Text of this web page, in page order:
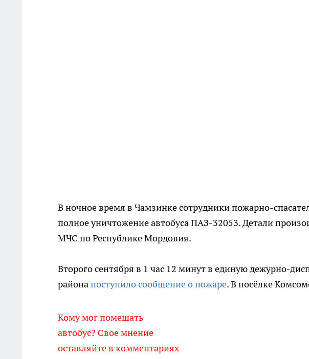
В ночное время в Чамзинке сотрудники пожарно-
полное уничтожение автобуса ПАЗ-32053. Детали
МЧС по Республике Мордовия.
Второго сентября в 1 час 12 минут в единую дежурно-
районапоступило сообщение о пожаре. В посёлке
Кому мог помешать
автобус? Свое мнение
оставляйте в комментариях